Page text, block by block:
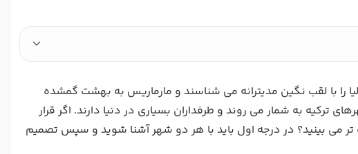
را با لقب نگین مدیترانه می شناسند و مارماریس به بهشت گمشده
به شمار می روند و طرفداران بسیاری در دنیا دارند. اگر قرار
تر می بینید؟ در درجه اول باید با هر دو شهر آشنا شوید و سپس تصمیم